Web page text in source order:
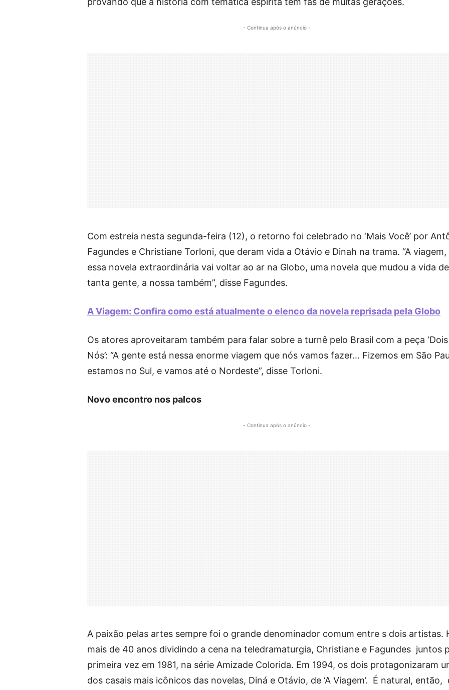
- Continua após o anúncio -
Com estreia nesta segunda-feira (12), o retorno foi celebrado no ‘Mais Você’ por
Fagundes e Christiane Torloni, que deram vida a Otávio e Dinah na trama. “A viagem,
essa novela extraordinária vai voltar ao ar na Globo, uma novela que mudou a vida de
tanta gente, a nossa também”, disse Fagundes.
A Viagem: Confira como está atualmente o elenco da novela reprisada pela Globo
Os atores aproveitaram também para falar sobre a turnê pelo Brasil com a peça
Nós’: “A gente está nessa enorme viagem que nós vamos fazer… Fizemos em São
estamos no Sul, e vamos até o Nordeste”, disse Torloni.
Novo encontro nos palcos
- Continua após o anúncio -
A paixão pelas artes sempre foi o grande denominador comum entre s dois artistas.
mais de 40 anos dividindo a cena na teledramaturgia, Christiane e Fagundes juntos
primeira vez em 1981, na série Amizade Colorida. Em 1994, os dois protagonizaram
dos casais mais icônicos das novelas, Diná e Otávio, de ‘A Viagem’. É natural, então,